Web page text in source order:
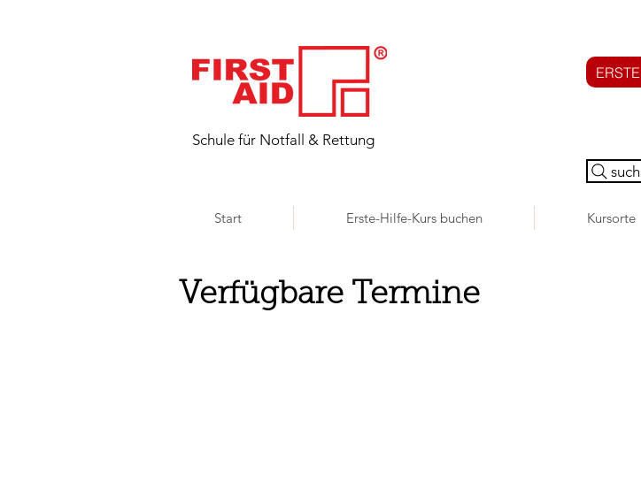
​Schule für Notfall & Rettung
Start Erste-Hilfe-Kurs buchen Kursorte
Verfügbare Termine